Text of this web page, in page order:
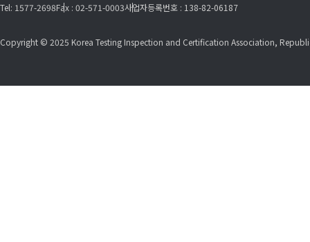
Tel: 1577-2698Fax : 02-571-0003사업자등록번호 : 138-82-06187
Copyright © 2025 Korea Testing Inspection and Certification Association,